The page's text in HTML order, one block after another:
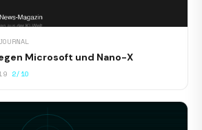
Microsoft und Nano-X
2/10